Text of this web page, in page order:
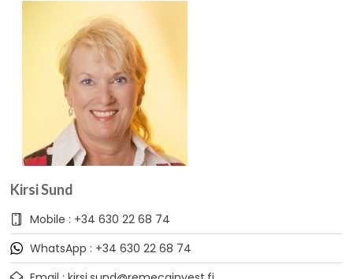
Kirsi Sund
Mobile : +34 630 22 68 74
WhatsApp : +34 630 22 68 74